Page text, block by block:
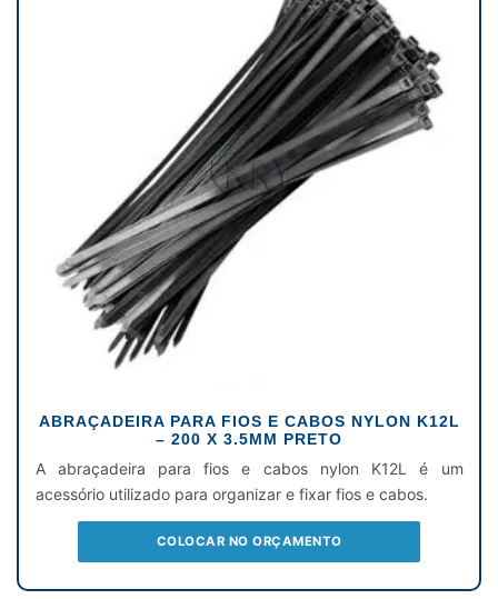
ABRAÇADEIRA PARA FIOS E CABOS NYLON K12L
– 200 X 3.5MM PRETO
A abraçadeira para fios e cabos nylon K12L é um
acessório utilizado para organizar e fixar fios e cabos.
COLOCAR NO ORÇAMENTO